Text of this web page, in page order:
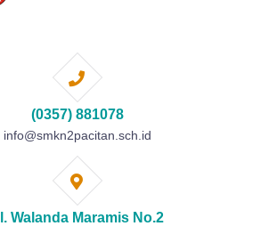
(0357) 881078
info@smkn2pacitan.sch.id
Walanda Maramis No.2